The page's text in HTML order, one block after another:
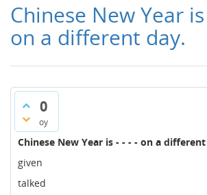
Chinese New Year
on a different day.
0
oy
Chinese New Year is - - - - on a
given
talked